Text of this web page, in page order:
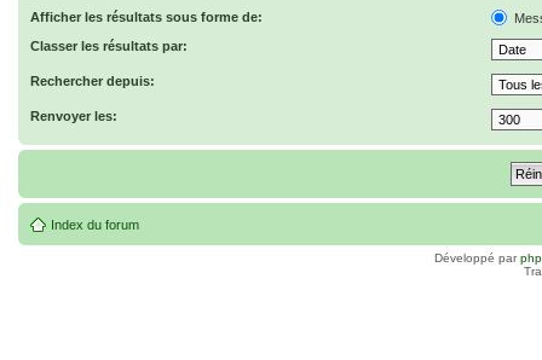
Afficher les résultats sous forme de:
Classer les résultats par:
Rechercher depuis:
Renvoyer les:
Index du forum
Développé par